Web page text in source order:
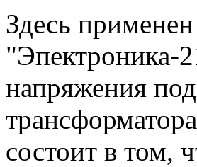
Здесь
"Эпектроника-
напряжения
состоит в том,